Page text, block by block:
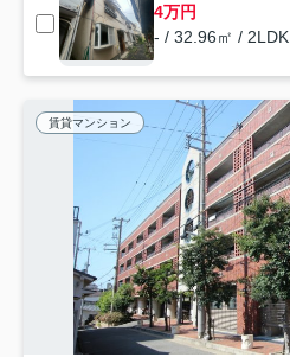
4万円
- / 32.96㎡ / 2LDK
賃貸マンション